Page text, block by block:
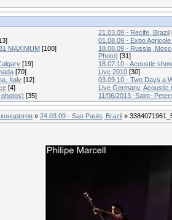
21.03.09 - Recife, Brazil
01.08.09 - Expo
MAXIMUM [100]
18.08.09 - Russia,
Photo) [31]
[19]
18.07.10 - Acoustic
[70] Live 2010 [30]
Italy [12]
03.09.10 - Two Days a
[4]
Live Germany, Acoustic
[35] 11/06/2013 -Saint-
» 24.03.09 - Sao Paulo, Brazil »